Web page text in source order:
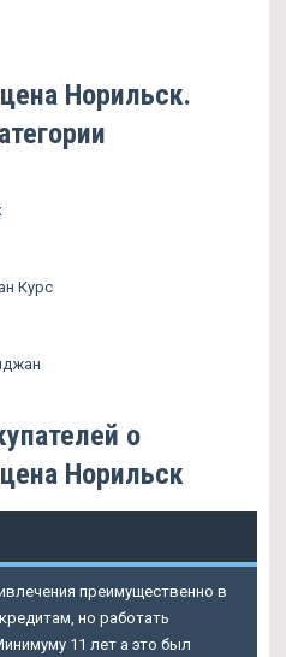
Норильск.
Курс
о
Норильск
преимущественно в
но работать
11 лет а это был